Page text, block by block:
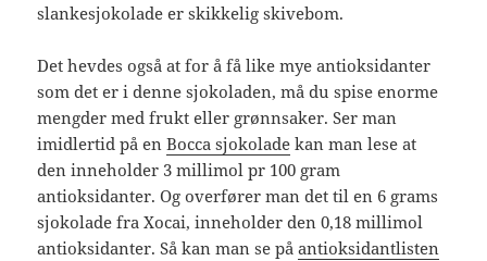
slankesjokolade er skikkelig skivebom.
Det hevdes også at for å få like mye antioksidanter
som det er i denne sjokoladen, må du spise enorme
mengder med frukt eller grønnsaker. Ser man
imidlertid på enBocca sjokolade kan man lese at
den inneholder 3 millimol pr 100 gram
antioksidanter. Og overfører man det til en 6 grams
sjokolade fra Xocai, inneholder den 0,18 millimol
antioksidanter. Så kan man se påantioksidantlisten